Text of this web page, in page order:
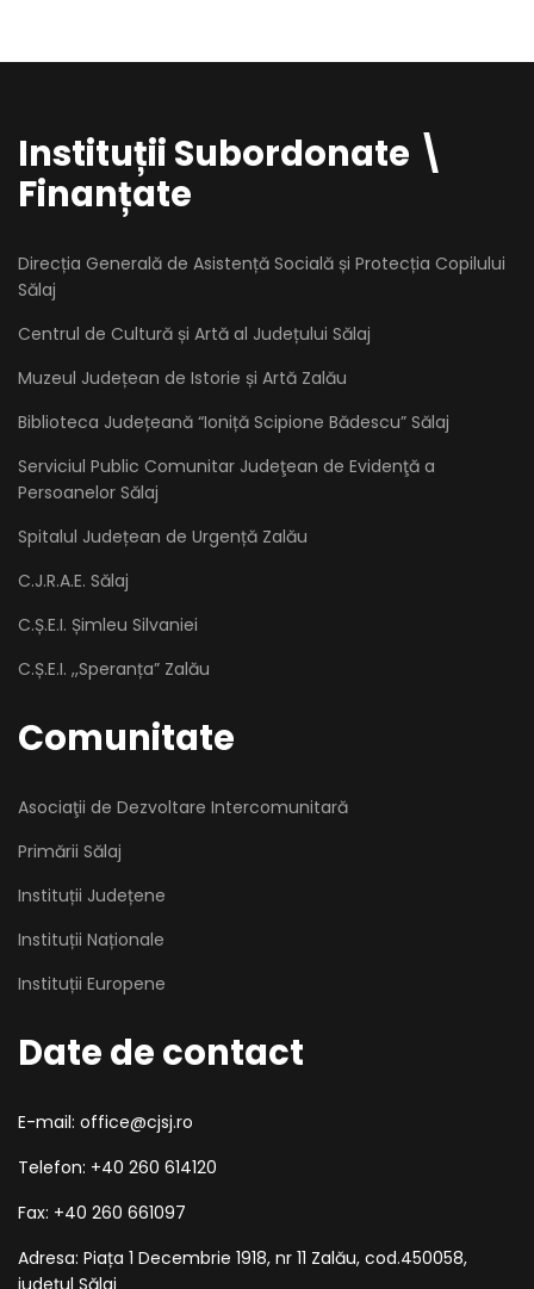
Instituții Subordonate \
Finanțate
Direcția Generală de Asistență Socială și Protecția Copilului
Sălaj
Centrul de Cultură și Artă al Județului Sălaj
Muzeul Județean de Istorie și Artă Zalău
Biblioteca Județeană “Ioniță Scipione Bădescu” Sălaj
Serviciul Public Comunitar Judeţean de Evidenţă a
Persoanelor Sălaj
Spitalul Județean de Urgență Zalău
C.J.R.A.E. Sălaj
C.Ș.E.I. Șimleu Silvaniei
C.Ș.E.I. ,,Speranța” Zalău
Comunitate
Asociaţii de Dezvoltare Intercomunitară
Primării Sălaj
Instituții Județene
Instituții Naționale
Instituții Europene
Date de contact
E-mail: office@cjsj.ro
Telefon: +40 260 614120
Fax: +40 260 661097
Adresa: Piața 1 Decembrie 1918, nr 11 Zalău, cod.450058,
județul Sălaj